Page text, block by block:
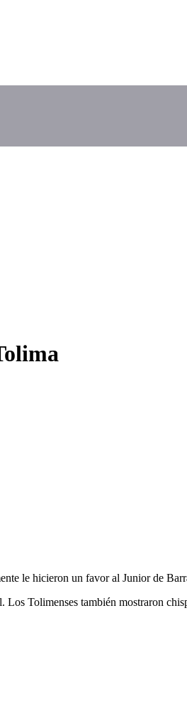
le hicieron un favor al Junior de
Tolimenses también mostraron